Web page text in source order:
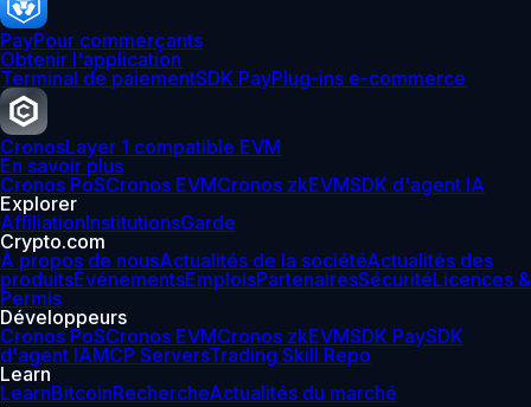
PayPour commerçants
Obtenir l'application
Terminal de paiementSDK PayPlug-ins e-commerce
CronosLayer 1 compatible EVM
En savoir plus
Cronos PoSCronos EVMCronos zkEVMSDK d'agent IA
Explorer
AffiliationInstitutionsGarde
Crypto.com
À propos de nousActualités de la sociétéActualités des
produitsÉvénementsEmploisPartenairesSécuritéLicences &
Permis
Développeurs
Cronos PoSCronos EVMCronos zkEVMSDK PaySDK
d'agent IAMCP ServersTrading Skill Repo
Learn
LearnBitcoinRechercheActualités du marché